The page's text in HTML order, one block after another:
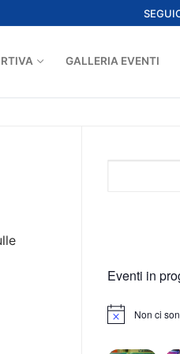
GALLERIA EVENTI
Eventi in
Notice Non ci